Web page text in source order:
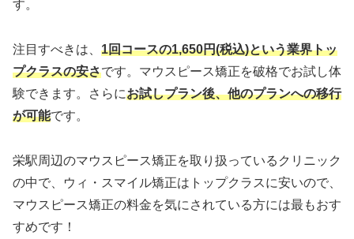
す。
注目すべきは、 1回コースの1,650円(税込)という業界トッ
プクラスの安さです。マウスピース矯正を破格でお試し体
験できます。さらにお試しプラン後、他のプランへの移行
が可能です。
栄駅周辺のマウスピース矯正を取り扱っているクリニック
の中で、ウィ・スマイル矯正はトップクラスに安いので、
マウスピース矯正の料金を気にされている方には最もおす
すめです！